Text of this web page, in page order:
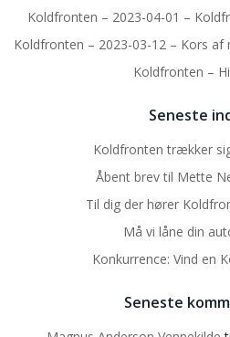
Koldfronten – 2023-04-01 –
Koldfronten – 2023-03-12 – Kors
Koldfronten –
Seneste
Koldfronten trækker
Åbent brev til Mette
Til dig der hører
Må vi låne din
Konkurrence: Vind en
Seneste